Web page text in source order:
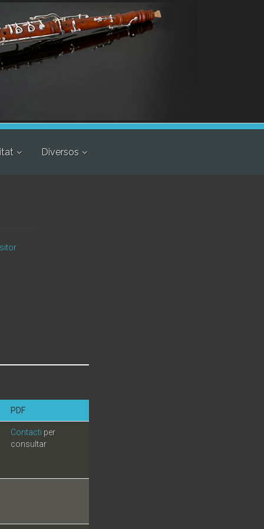
Diversos
PDF
Contacti per
consultar